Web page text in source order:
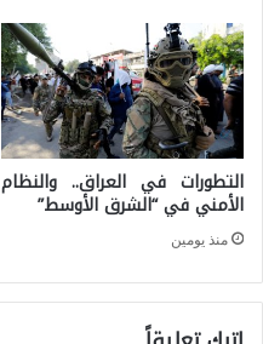
ل
ت
و
ل
و
ج
ر
س
ث
و
التطورات في العراق.. والنظام
الأمني في “الشرق الأوسط”
منذ يومين